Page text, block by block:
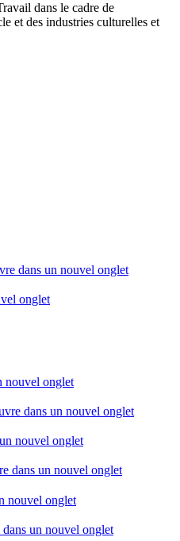
dans le cadre de
et des industries culturelles et
dans un nouvel onglet
onglet
nouvel onglet
dans un nouvel onglet
nouvel onglet
dans un nouvel onglet
nouvel onglet
un nouvel onglet